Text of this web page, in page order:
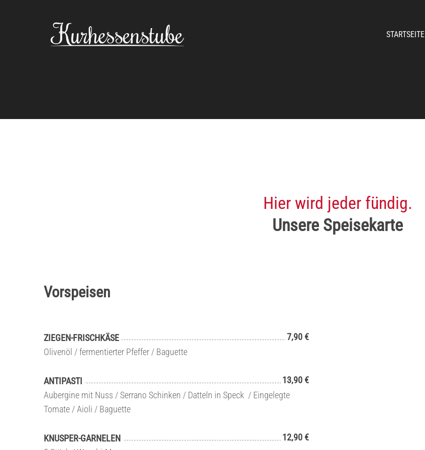
STARTSEITE
Hier wird jeder fündig.
Unsere Speisekarte
Vorspeisen
ZIEGEN-FRISCHKÄSE
Olivenöl / fermentierter Pfeffer / Baguette
7,90 €
ANTIPASTI
Aubergine mit Nuss / Serrano Schinken / Datteln in Speck / Eingelegte
Tomate / Aioli / Baguette
13,90 €
KNUSPER-GARNELEN
12,90 €